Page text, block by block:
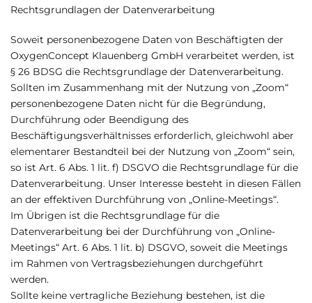
Rechtsgrundlagen der Datenverarbeitung
Soweit personenbezogene Daten von Beschäftigten der
OxygenConcept Klauenberg GmbH verarbeitet werden, ist
§ 26 BDSG die Rechtsgrundlage der Datenverarbeitung.
Sollten im Zusammenhang mit der Nutzung von „Zoom“
personenbezogene Daten nicht für die Begründung,
Durchführung oder Beendigung des
Beschäftigungsverhältnisses erforderlich, gleichwohl aber
elementarer Bestandteil bei der Nutzung von „Zoom“ sein,
so ist Art. 6 Abs. 1 lit. f) DSGVO die Rechtsgrundlage für die
Datenverarbeitung. Unser Interesse besteht in diesen Fällen
an der effektiven Durchführung von „Online-Meetings“.
Im Übrigen ist die Rechtsgrundlage für die
Datenverarbeitung bei der Durchführung von „Online-
Meetings“ Art. 6 Abs. 1 lit. b) DSGVO, soweit die Meetings
im Rahmen von Vertragsbeziehungen durchgeführt
werden.
Sollte keine vertragliche Beziehung bestehen, ist die